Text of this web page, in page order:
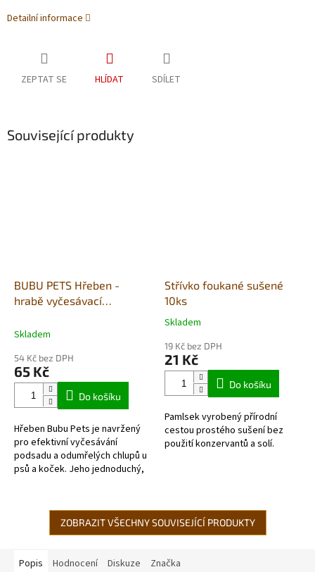
Detailní informace
ZEPTAT SE HLÍDAT SDÍLET
Související produkty
BUBU PETS Hřeben -
hrabě vyčesávací
Skladem
54 Kč bez DPH
65 Kč
Do košíku
Hřeben Bubu Pets je navržený
pro efektivní vyčesávání
podsadu a odumřelých chlupů u
psů a koček. Jeho jednoduchý,
Střívko foukané sušené
10ks
Průměrné
produktu
je
hvězdiček.
Skladem
19 Kč bez DPH
21 Kč
Do košíku
Pamlsek vyrobený přírodní
cestou prostého sušení bez
použití konzervantů a solí.
ZOBRAZIT VŠECHNY SOUVISEJÍCÍ PRODUKTY
Popis Hodnocení Diskuze Značka